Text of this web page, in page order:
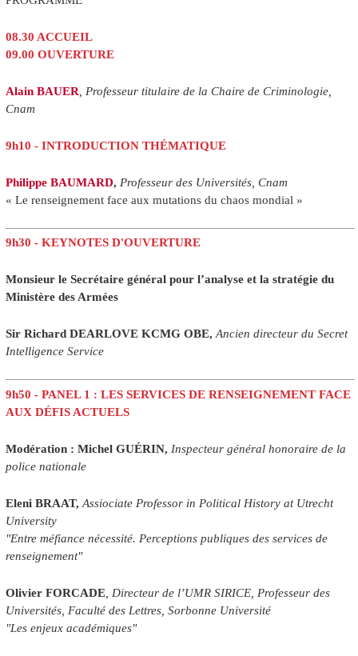
08.30 ACCUEIL
09.00 OUVERTURE
Alain BAUER , Professeur titulaire de la Chaire de Criminologie,
Cnam
9h10 - INTRODUCTION THÉMATIQUE
Philippe BAUMARD, Professeur des Universités, Cnam
« Le renseignement face aux mutations du chaos mondial »
9h30 - KEYNOTES D'OUVERTURE
Monsieur le Secrétaire général pour l’analyse et la stratégie du
Ministère des Armées
Sir Richard DEARLOVE KCMG OBE, Ancien directeur du Secret
Intelligence Service
9h50 - PANEL 1 : LES SERVICES DE RENSEIGNEMENT FACE
AUX DÉFIS ACTUELS
Modération : Michel GUÉRIN, Inspecteur général honoraire de la
police nationale
Eleni BRAAT, Assiociate Professor in Political History at Utrecht
University
"Entre méfiance nécessité. Perceptions publiques des services de
renseignement"
Olivier FORCADE, Directeur de l’UMR SIRICE, Professeur des
Universités, Faculté des Lettres, Sorbonne Université
"Les enjeux académiques"